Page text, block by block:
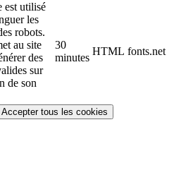
est utilisé
les
robots.
au site
des
sur
de son
30
minutes
HTML fonts.net
Accepter tous les cookies